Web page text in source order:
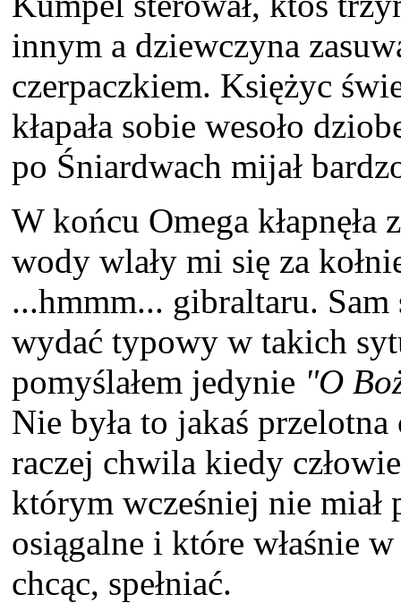
innym a dziewczyna
czerpaczkiem. Księżyc
kłapała sobie wesoło
po Śniardwach mijał
W końcu Omega
wody wlały mi się za
...hmmm... gibraltaru. Sam
wydać typowy w takich
pomyślałem jedynie "O
Nie była to jakaś
raczej chwila kiedy
którym wcześniej nie miał
osiągalne i które właśnie
chcąc, spełniać.